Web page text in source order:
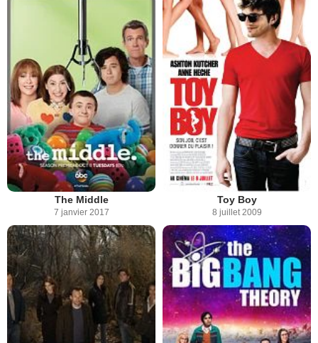
The Middle
7 janvier 2017
Toy Boy
8 juillet 2009